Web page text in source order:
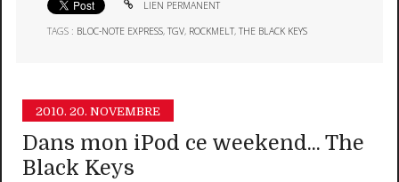
LIEN PERMANENT
TAGS : BLOC-NOTE EXPRESS,TGV, ROCKMELT,THE BLACK KEYS
2010. 20. NOVEMBRE
Dans mon iPod ce weekend... The
Black Keys